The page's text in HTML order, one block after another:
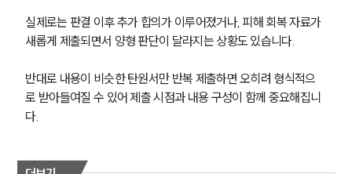
실제로는 판결 이후 추가 합의가 이루어졌거나, 피해 회복 자료가
새롭게 제출되면서 양형 판단이 달라지는 상황도 있습니다.
반대로 내용이 비슷한 탄원서만 반복 제출하면 오히려 형식적으
로 받아들여질 수 있어 제출 시점과 내용 구성이 함께 중요해집니
다.